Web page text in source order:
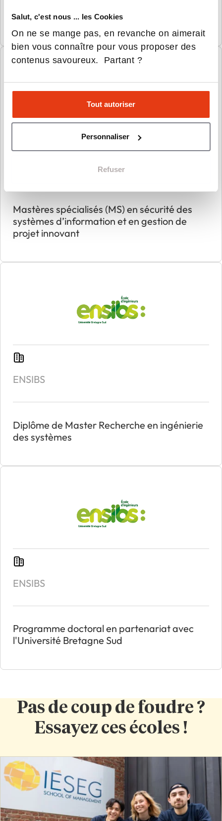
Salut, c'est nous ... les Cookies
On ne se mange pas, en revanche on aimerait
bien vous connaître pour vous proposer des
contenus savoureux. Partant ?
Tout autoriser
Personnaliser
Refuser
Diplôme d'ingénieur en systèmes embarqués
Mastères spécialisés (MS) en sécurité des
systèmes d’information et en gestion de
projet innovant
ENSIBS
Diplôme de Master Recherche en ingénierie
des systèmes
ENSIBS
Programme doctoral en partenariat avec
l'Université Bretagne Sud
Pas de coup de foudre ?
Essayez ces écoles !